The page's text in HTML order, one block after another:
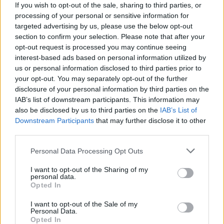
If you wish to opt-out of the sale, sharing to third parties, or
processing of your personal or sensitive information for
targeted advertising by us, please use the below opt-out
section to confirm your selection. Please note that after your
opt-out request is processed you may continue seeing
interest-based ads based on personal information utilized by
us or personal information disclosed to third parties prior to
your opt-out. You may separately opt-out of the further
disclosure of your personal information by third parties on the
IAB’s list of downstream participants. This information may
also be disclosed by us to third parties on the IAB’s List of
Downstream Participants that may further disclose it to other
Personal Data Processing Opt Outs
I want to opt-out of the Sharing of my
personal data.
Opted In
I want to opt-out of the Sale of my
Personal Data.
Opted In
00:06:51
Mokėti mokytis ateityje turės kiekvienas: paaiškino,
kaip tą išlavinti
Žinios | Gyvenimo būdas
00:07:57
Klasės lyderiai ir lūzeriai: sveikos konkurencijos nėra
Žinios | Gyvenimo būdas
00:03:55
Pedagogų nuomonė apie daugiakalbystę: ar nukenčia
žinios, jei mokomasi ne gimtąja kalba?
Žinios | Gyvenimo būdas
Žaidimas šachmatais mokyklose gali tapti privaloma
Žinios | Lietuvos diena